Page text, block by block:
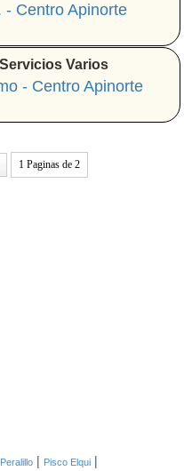
- Centro Apinorte
Servicios Varios
- Centro Apinorte
1 Paginas de 2
Peralillo | Pisco Elqui |